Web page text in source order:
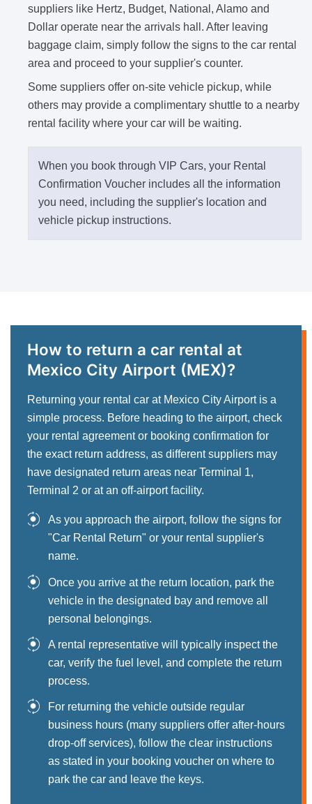
suppliers like Hertz, Budget, National, Alamo and
Dollar operate near the arrivals hall. After leaving
baggage claim, simply follow the signs to the car rental
area and proceed to your supplier's counter.
Some suppliers offer on-site vehicle pickup, while
others may provide a complimentary shuttle to a nearby
rental facility where your car will be waiting.
When you book through VIP Cars, your Rental
Confirmation Voucher includes all the information
you need, including the supplier's location and
vehicle pickup instructions.
How to return a car rental at
Mexico City Airport (MEX)?
Returning your rental car at Mexico City Airport is a
simple process. Before heading to the airport, check
your rental agreement or booking confirmation for
the exact return address, as different suppliers may
have designated return areas near Terminal 1,
Terminal 2 or at an off-airport facility.
As you approach the airport, follow the signs for
"Car Rental Return" or your rental supplier's
name.
Once you arrive at the return location, park the
vehicle in the designated bay and remove all
personal belongings.
A rental representative will typically inspect the
car, verify the fuel level, and complete the return
process.
For returning the vehicle outside regular
business hours (many suppliers offer after-hours
drop-off services), follow the clear instructions
as stated in your booking voucher on where to
park the car and leave the keys.